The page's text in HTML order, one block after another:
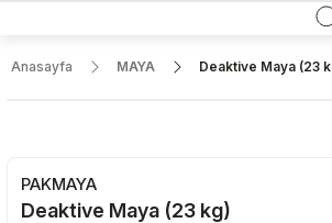
Anasayfa MAYA Deaktive Maya (23
PAKMAYA
Deaktive Maya (23 kg)